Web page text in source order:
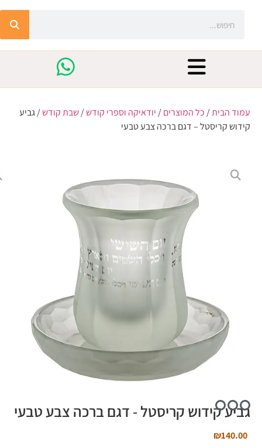
עמוד הבית/ כל המוצרים/ יודאיקה וספרי קודש/שבת קודש/ גביע
קידוש קריסטל – דגם ברכה צבע טבעי
גביע קידוש קריסטל - דגם ברכה צבע טבעי
₪140.00